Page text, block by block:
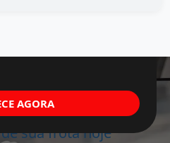
sua frota hoje
AGORA